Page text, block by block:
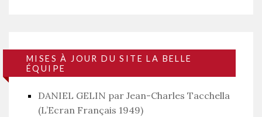
MISES À JOUR DU SITE LA BELLE
ÉQUIPE
DANIEL GELIN par Jean-Charles Tacchella
(L’Ecran Français 1949)